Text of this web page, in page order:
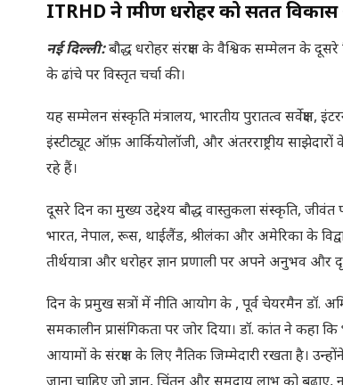
ITRHD ने ग्रामीण धरोहर को सतत
नई दिल्ली:बौद्ध धरोहर संरक्षण के वैश्विक सम्मेलन के दूसरे
के ढांचे पर विस्तृत चर्चा की।
यह सम्मेलन संस्कृति मंत्रालय, भारतीय पुरातत्व सर्वेक्षण,
इंस्टीट्यूट ऑफ़ आर्कियोलॉजी, और अंतरराष्ट्रीय
रहे हैं।
दूसरे दिन का मुख्य उद्देश्य बौद्ध वास्तुकला संस्कृति,
भारत, नेपाल, रूस, थाईलैंड, श्रीलंका और अमेरिका के
तीर्थयात्रा और धरोहर ज्ञान प्रणाली पर अपने अनुभव और
दिन के प्रमुख सत्रों में नीति आयोग के , पूर्व चेयरमैन डॉ.
समकालीन प्रासंगिकता पर जोर दिया। डॉ. कांत ने कहा
आयामों के संरक्षण के लिए नैतिक जिम्मेदारी रखता है।